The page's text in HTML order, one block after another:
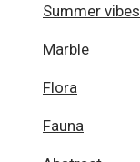
Summer vibes
Marble
Flora
Fauna